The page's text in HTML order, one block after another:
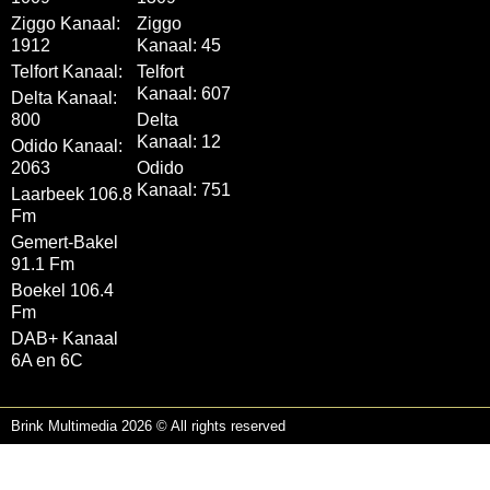
Ziggo Kanaal:
1912
Telfort Kanaal:
Delta Kanaal:
800
Odido Kanaal:
2063
Laarbeek 106.8
Fm
Gemert-Bakel
91.1 Fm
Boekel 106.4
Fm
DAB+ Kanaal
6A en 6C
Ziggo
Kanaal: 45
Telfort
Kanaal: 607
Delta
Kanaal: 12
Odido
Kanaal: 751
Brink Multimedia 2026 © All rights reserved